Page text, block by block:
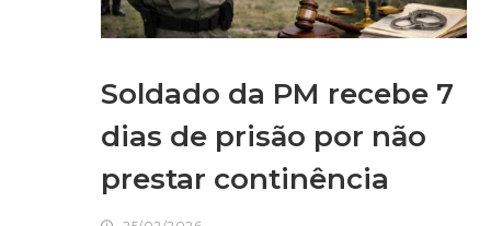
Soldado da PM recebe 7
dias de prisão por não
prestar continência